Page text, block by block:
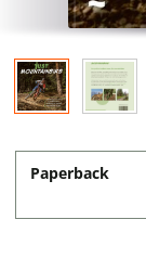
Paperback